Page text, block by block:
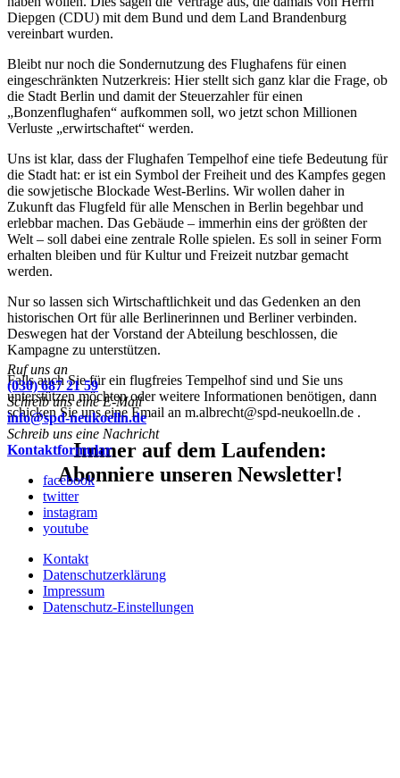
Diepgen (CDU) mit dem Bund und dem Land Brandenburg
vereinbart wurden.
Bleibt nur noch die Sondernutzung des Flughafens für einen
eingeschränkten Nutzerkreis: Hier stellt sich ganz klar die Frage, ob
die Stadt Berlin und damit der Steuerzahler für einen
„Bonzenflughafen“ aufkommen soll, wo jetzt schon Millionen
Verluste „erwirtschaftet“ werden.
Uns ist klar, dass der Flughafen Tempelhof eine tiefe Bedeutung für
die Stadt hat: er ist ein Symbol der Freiheit und des Kampfes gegen
die sowjetische Blockade West-Berlins. Wir wollen daher in
Zukunft das Flugfeld für alle Menschen in Berlin begehbar und
erlebbar machen. Das Gebäude – immerhin eins der größten der
Welt – soll dabei eine zentrale Rolle spielen. Es soll in seiner Form
erhalten bleiben und für Kultur und Freizeit nutzbar gemacht
werden.
Nur so lassen sich Wirtschaftlichkeit und das Gedenken an den
historischen Ort für alle Berlinerinnen und Berliner verbinden.
Deswegen hat der Vorstand der Abteilung beschlossen, die
Kampagne zu unterstützen.
Falls auch Sie für ein flugfreies Tempelhof sind und Sie uns
unterstützen möchten oder weitere Informationen benötigen, dann
schicken Sie uns eine Email an m.albrecht@spd-neukoelln.de .
Immer auf dem Laufenden:
Abonniere unseren Newsletter!
Ruf uns an
(030) 687 21 59
Schreib uns eine E-Mail
info@spd-neukoelln.de
Schreib uns eine Nachricht
Kontaktformular
facebook
twitter
instagram
youtube
Kontakt
Datenschutzerklärung
Impressum
Datenschutz-Einstellungen